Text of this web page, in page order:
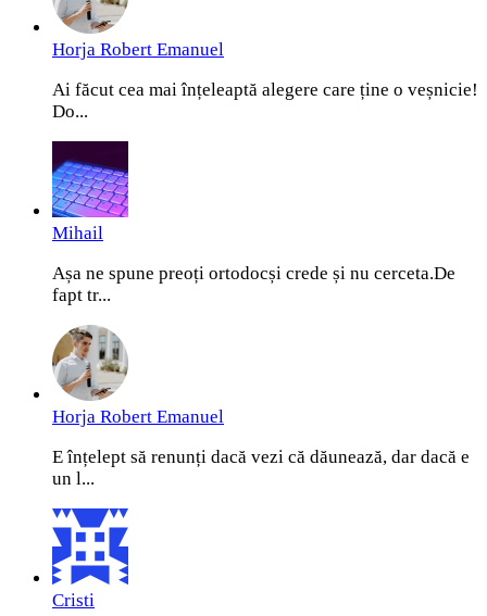
Horja Robert Emanuel
Ai făcut cea mai înțeleaptă alegere care ține o veșnicie!
Do...
Mihail
Așa ne spune preoți ortodocși crede și nu cerceta.De
fapt tr...
Horja Robert Emanuel
E înțelept să renunți dacă vezi că dăunează, dar dacă e
un l...
Cristi